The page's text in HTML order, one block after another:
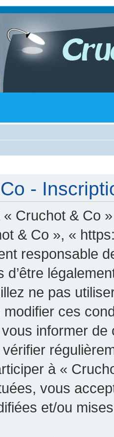
-
Cruchot & Co
& Co », «
responsable
d’être
ne pas
ces
informer
à «
vous
et/ou